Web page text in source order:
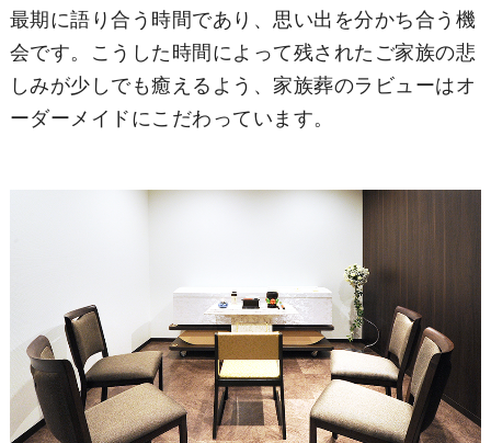
最期に語り合う時間であり、思い出を分かち合う機
会です。こうした時間によって残されたご家族の悲
しみが少しでも癒えるよう、家族葬のラビューはオ
ーダーメイドにこだわっています。